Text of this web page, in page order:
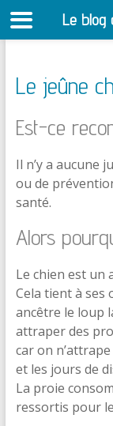
Le jeûne
Est-ce
Il n’y a aucune
ou de
santé.
Alors
Le chien est un
Cela tient à ses
ancêtre le loup
attraper des
car on
et les jours de
La proie
ressortis pour
Le blog